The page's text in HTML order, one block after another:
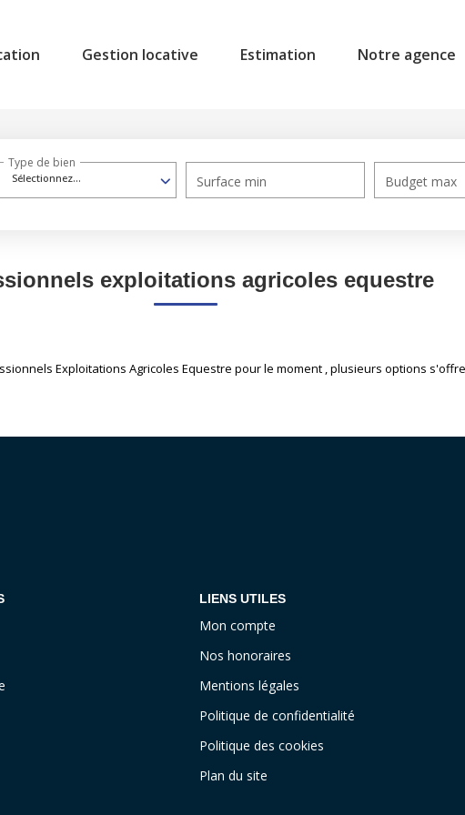
Gestion locative Estimation Notre agence
Sélectionnez...
Type de bien
Surface min Budget max
exploitations agricoles equestre
Exploitations Agricoles Equestre pour le moment , plusieurs options
LIENS UTILES
Mon compte
Nos honoraires
Mentions légales
Politique de confidentialité
Politique des cookies
Plan du site